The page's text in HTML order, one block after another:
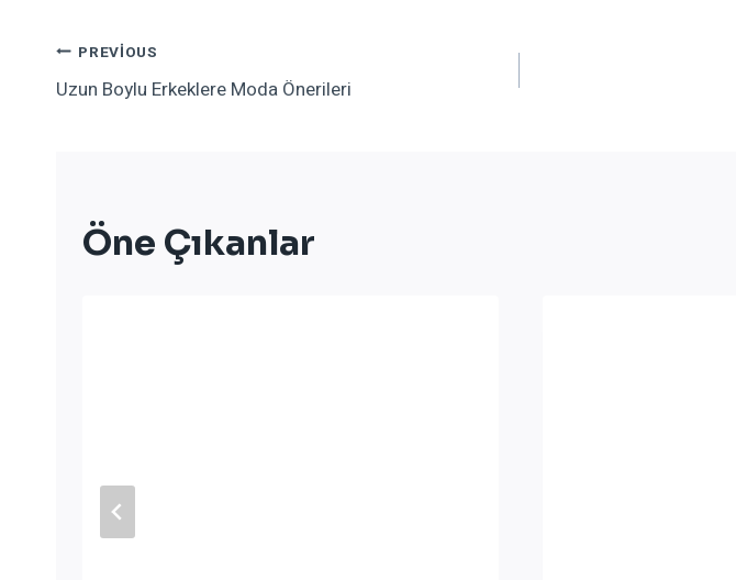
Yazı
Gezinmesi
PREVIOUS
Uzun Boylu Erkeklere Moda Önerileri
Öne Çıkanlar